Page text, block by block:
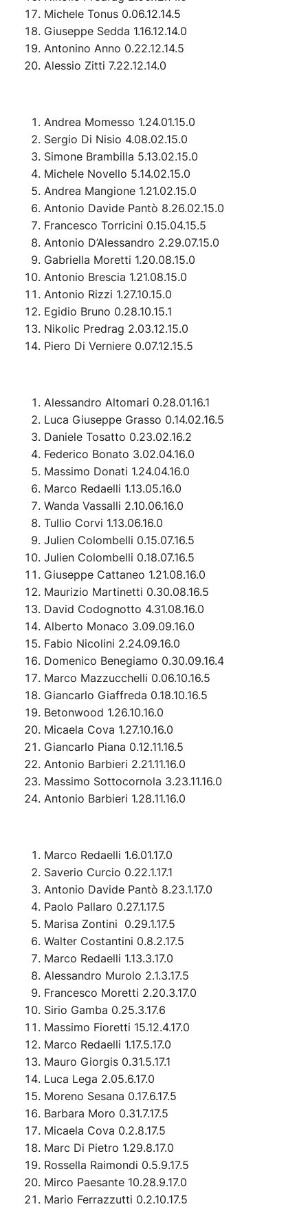
Michele Tonus 0.06.12.14.5
Giuseppe Sedda 1.16.12.14.0
Antonino Anno 0.22.12.14.5
Alessio Zitti 7.22.12.14.0
Andrea Momesso 1.24.01.15.0
Sergio Di Nisio 4.08.02.15.0
Simone Brambilla 5.13.02.15.0
Michele Novello 5.14.02.15.0
Andrea Mangione 1.21.02.15.0
Antonio Davide Pantò 8.26.02.15.0
Francesco Torricini 0.15.04.15.5
Antonio D’Alessandro 2.29.07.15.0
Gabriella Moretti 1.20.08.15.0
Antonio Brescia 1.21.08.15.0
Antonio Rizzi 1.27.10.15.0
Egidio Bruno 0.28.10.15.1
Nikolic Predrag 2.03.12.15.0
Piero Di Verniere 0.07.12.15.5
Alessandro Altomari 0.28.01.16.1
Luca Giuseppe Grasso 0.14.02.16.5
Daniele Tosatto 0.23.02.16.2
Federico Bonato 3.02.04.16.0
Massimo Donati 1.24.04.16.0
Marco Redaelli 1.13.05.16.0
Wanda Vassalli 2.10.06.16.0
Tullio Corvi 1.13.06.16.0
Julien Colombelli 0.15.07.16.5
Julien Colombelli 0.18.07.16.5
Giuseppe Cattaneo 1.21.08.16.0
Maurizio Martinetti 0.30.08.16.5
David Codognotto 4.31.08.16.0
Alberto Monaco 3.09.09.16.0
Fabio Nicolini 2.24.09.16.0
Domenico Benegiamo 0.30.09.16.4
Marco Mazzucchelli 0.06.10.16.5
Giancarlo Giaffreda 0.18.10.16.5
Betonwood 1.26.10.16.0
Micaela Cova 1.27.10.16.0
Giancarlo Piana 0.12.11.16.5
Antonio Barbieri 2.21.11.16.0
Massimo Sottocornola 3.23.11.16.0
Antonio Barbieri 1.28.11.16.0
Marco Redaelli 1.6.01.17.0
Saverio Curcio 0.22.1.17.1
Antonio Davide Pantò 8.23.1.17.0
Paolo Pallaro 0.27.1.17.5
Marisa Zontini 0.29.1.17.5
Walter Costantini 0.8.2.17.5
Marco Redaelli 1.13.3.17.0
Alessandro Murolo 2.1.3.17.5
Francesco Moretti 2.20.3.17.0
Sirio Gamba 0.25.3.17.6
Massimo Fioretti 15.12.4.17.0
Marco Redaelli 1.17.5.17.0
Mauro Giorgis 0.31.5.17.1
Luca Lega 2.05.6.17.0
Moreno Sesana 0.17.6.17.5
Barbara Moro 0.31.7.17.5
Micaela Cova 0.2.8.17.5
Marc Di Pietro 1.29.8.17.0
Rossella Raimondi 0.5.9.17.5
Mirco Paesante 10.28.9.17.0
Mario Ferrazzutti 0.2.10.17.5